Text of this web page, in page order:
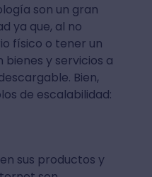
son un gran
ya que, al no
físico o tener un
bienes y servicios a
Bien,
de escalabilidad:
sus productos y